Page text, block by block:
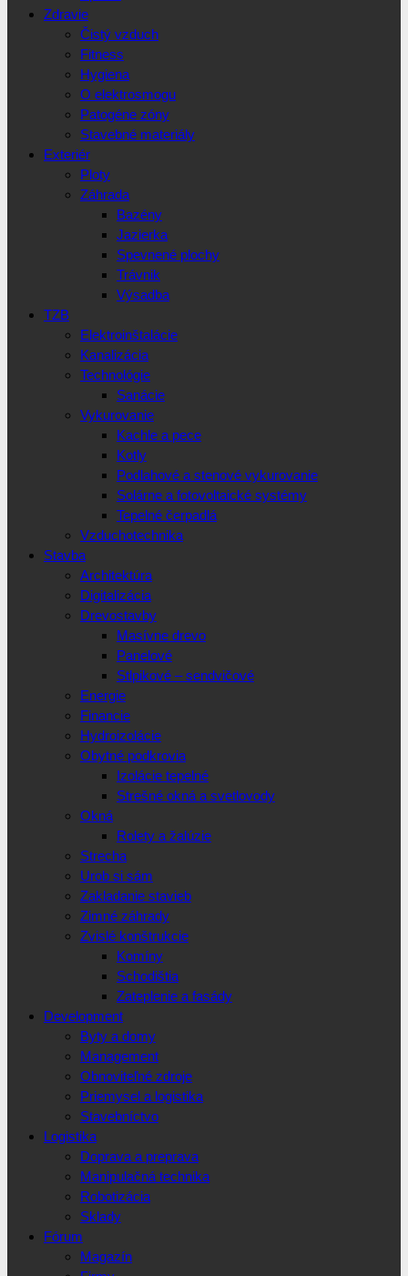
Zdravie
Čistý vzduch
Fitness
Hygiena
O elektrosmogu
Patogéne zóny
Stavebné materiály
Exteriér
Ploty
Záhrada
Bazény
Jazierka
Spevnené plochy
Trávnik
Výsadba
TZB
Elektroinštalácie
Kanalizácia
Technológie
Sanácie
Vykurovanie
Kachle a pece
Kotly
Podlahové a stenové vykurovanie
Solárne a fotovoltaické systémy
Tepelné čerpadlá
Vzduchotechnika
Stavba
Architektúra
Digitalizácia
Drevostavby
Masívne drevo
Panelové
Stlpikové – sendvičové
Energie
Financie
Hydroizolácie
Obytné podkrovia
Izolácie tepelné
Strešné okná a svetlovody
Okná
Rolety a žalúzie
Strecha
Urob si sám
Zakladanie stavieb
Zimné záhrady
Zvislé konštrukcie
Komíny
Schodištia
Zateplenie a fasády
Development
Byty a domy
Management
Obnoviteľné zdroje
Priemysel a logistika
Stavebníctvo
Logistika
Doprava a preprava
Manipulačná technika
Robotizácia
Sklady
Fórum
Magazín